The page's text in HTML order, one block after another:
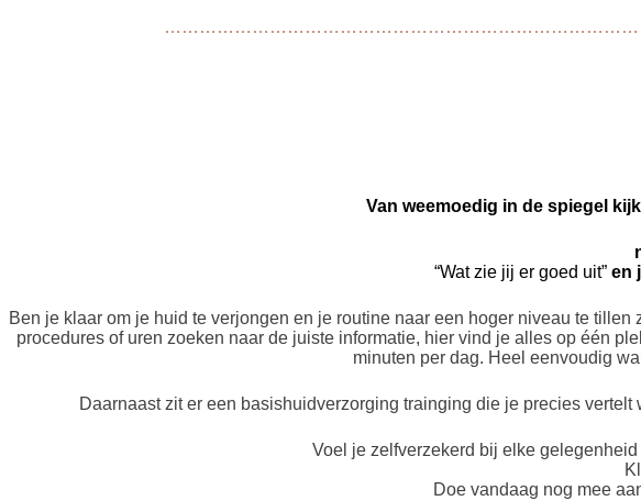
Van weemoedig in de spiegel
“Wat zie jij er goed uit” en
Ben je klaar om je huid te verjongen en je routine naar een hoger niveau te
procedures of uren zoeken naar de juiste informatie, hier vind je alles op één
minuten per dag. Heel eenvoudig
Daarnaast zit er een basishuidverzorging trainging die je precies
Voel je zelfverzekerd bij elke
Doe vandaag nog mee